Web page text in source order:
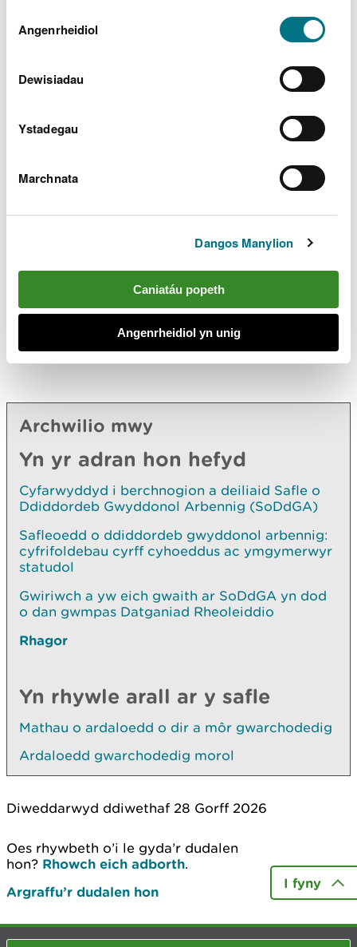
Gellirdarllen mwy am ein cwcis cyn i chi ddewis.
Caniatâd
Angenrheidiol
Dewisiadau
Ystadegau
Marchnata
Dangos Manylion
Caniatáu popeth
Angenrheidiol yn unig
Archwilio mwy
Yn yr adran hon hefyd
Cyfarwyddyd i berchnogion a deiliaid Safle o
Ddiddordeb Gwyddonol Arbennig (SoDdGA)
Safleoedd o ddiddordeb gwyddonol arbennig:
cyfrifoldebau cyrff cyhoeddus ac ymgymerwyr
statudol
Gwiriwch a yw eich gwaith ar SoDdGA yn dod
o dan gwmpas Datganiad Rheoleiddio
Rhagor
Yn rhywle arall ar y safle
Mathau o ardaloedd o dir a môr gwarchodedig
Ardaloedd gwarchodedig morol
Diweddarwyd ddiwethaf 28 Gorff 2026
Oes rhywbeth o’i le gyda’r dudalen
hon? Rhowch eich adborth.
Argraffu’r dudalen hon
I fyny